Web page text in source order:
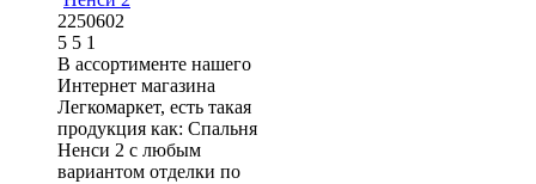
2250602
5 5 1
В ассортименте нашего
Интернет магазина
Легкомаркет, есть такая
продукция как: Спальня
Ненси 2 с любым
вариантом отделки по